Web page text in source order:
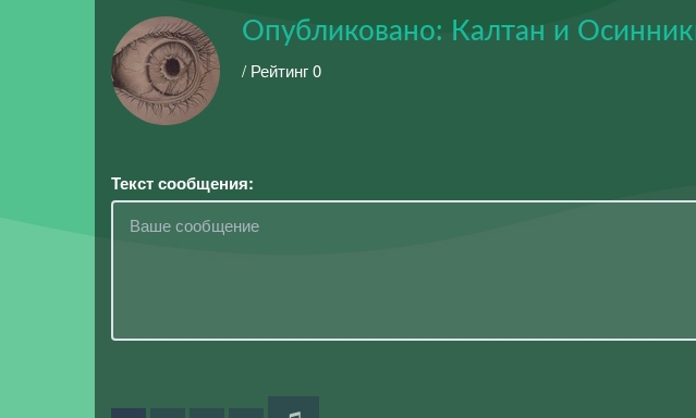
Опубликовано: Калтан и
/ Рейтинг 0
Текст сообщения: